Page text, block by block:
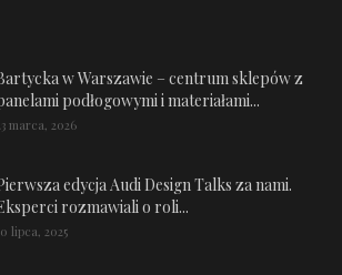
w Warszawie – centrum sklepów z
podłogowymi i materiałami...
marca, 2026
edycja Audi Design Talks za nami.
rozmawiali o roli...
lipca, 2025